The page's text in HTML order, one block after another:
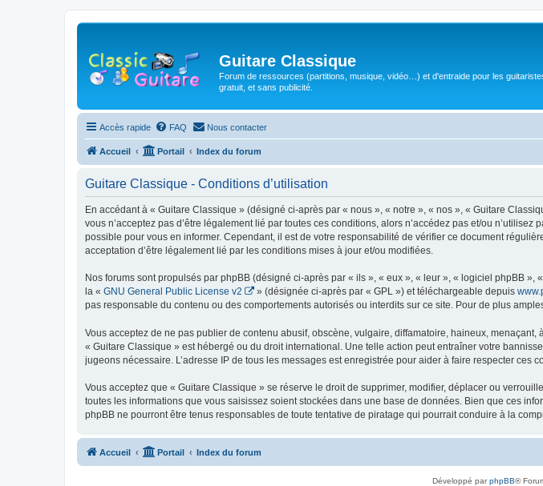
Guitare Classique
Forum de ressources (partitions, musique, vidéo…) et d'entraide pour les
gratuit, et sans publicité.
Accès rapide FAQ Nous contacter
Accueil Portail Index du forum
Guitare Classique - Conditions d’utilisation
En accédant à « Guitare Classique » (désigné ci-après par « nous », « notre », « nos », « Guitare
vous n’acceptez pas d’être légalement lié par toutes ces conditions, alors n’accédez pas et/ou
possible pour vous en informer. Cependant, il est de votre responsabilité de vérifier ce document
acceptation d’être légalement lié par les conditions mises à jour et/ou modifiées.
Nos forums sont propulsés par phpBB (désigné ci-après par « ils », « eux », « leur », « logiciel phpBB
la « GNU General Public License v2 » (désignée ci-après par « GPL ») et téléchargeable depuis
pas responsable du contenu ou des comportements autorisés ou interdits sur ce site. Pour de plus
Vous acceptez de ne pas publier de contenu abusif, obscène, vulgaire, diffamatoire, haineux,
« Guitare Classique » est hébergé ou du droit international. Une telle action peut entraîner votre
jugeons nécessaire. L’adresse IP de tous les messages est enregistrée pour aider à faire respecter ces
Vous acceptez que « Guitare Classique » se réserve le droit de supprimer, modifier, déplacer ou
toutes les informations que vous saisissez soient stockées dans une base de données. Bien que ces
phpBB ne pourront être tenus responsables de toute tentative de piratage qui pourrait conduire à la
Accueil Portail Index du forum
Développé parphpBB®